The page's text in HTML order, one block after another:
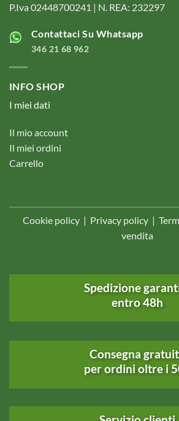
P.Iva 02448700241 | N. REA: 232297
Contattaci Su Whatsapp
346 21 68 962
INFO SHOP
I miei dati
Il mio account
Il miei ordini
Carrello
Cookie policy | Privacy policy |
vendita
Spedizione
entro 48h
Consegna
per ordini oltre i